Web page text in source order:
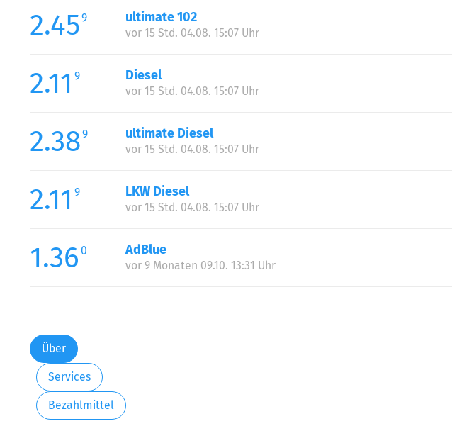
2.459 ultimate 102
vor 15 Std. 04.08. 15:07 Uhr
2.11 9 Diesel
vor 15 Std. 04.08. 15:07 Uhr
2.389 ultimate Diesel
vor 15 Std. 04.08. 15:07 Uhr
2.11 9 LKW Diesel
vor 15 Std. 04.08. 15:07 Uhr
1.36 0 AdBlue
vor 9 Monaten 09.10. 13:31 Uhr
Über
Services
Bezahlmittel